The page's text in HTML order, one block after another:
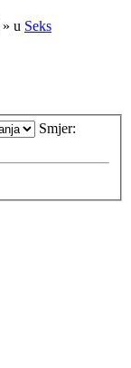
» u Seks
Smjer: